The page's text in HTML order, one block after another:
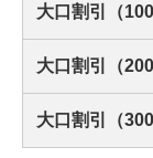
大口割引（100
大口割引（200
大口割引（300